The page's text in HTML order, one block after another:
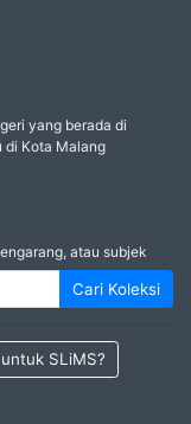
yang berada di
di Kota Malang
atau subjek
Cari Koleksi
SLiMS?